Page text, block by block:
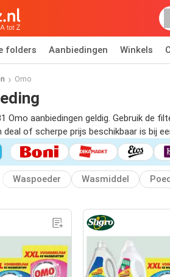
folders Aanbiedingen Winkels
Omo
Omo aanbiedingen geldig. Gebruik
of scherpe prijs beschikbaar is bij
Waspoeder Wasmiddel